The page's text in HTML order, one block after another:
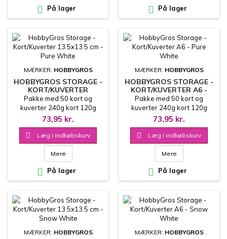
 På lager  På lager
MÆRKER: HOBBYGROS
HOBBYGROS STORAGE -
KORT/KUVERTER
13.5X13.5 CM - PURE
WHITE
Pakke med 50 kort og
kuverter 240g kort 120g
kuvert
73,95 kr.
 Læg i indkøbskurv
Mere
 På lager
MÆRKER: HOBBYGROS
HOBBYGROS STORAGE -
KORT/KUVERTER A6 -
PURE WHITE
Pakke med 50 kort og
kuverter 240g kort 120g
kuvert
73,95 kr.
 Læg i indkøbskurv
Mere
 På lager
MÆRKER: HOBBYGROS MÆRKER: HOBBYGROS